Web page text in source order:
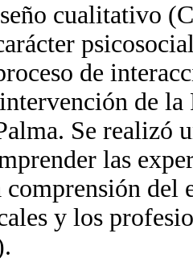
cualitativo
de
de la
Se realizó
las
del
y los